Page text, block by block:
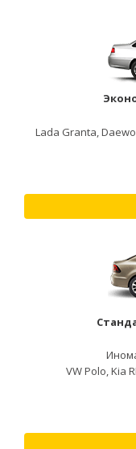
Lada Granta,
VW Polo, Kia